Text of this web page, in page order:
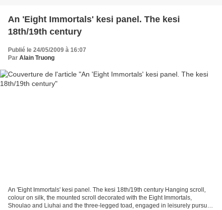
An 'Eight Immortals' kesi panel. The kesi
18th/19th century
Publié le 24/05/2009 à 16:07
Par Alain Truong
An 'Eight Immortals' kesi panel. The kesi 18th/19th century Hanging scroll,
colour on silk, the mounted scroll decorated with the Eight Immortals,
Shoulao and Liuhai and the three-legged toad, engaged in leisurely pursuits